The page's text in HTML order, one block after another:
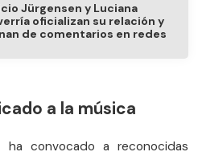
Jürgensen y Luciana
oficializan su relación y
de comentarios en redes
a la música
convocado a reconocidas